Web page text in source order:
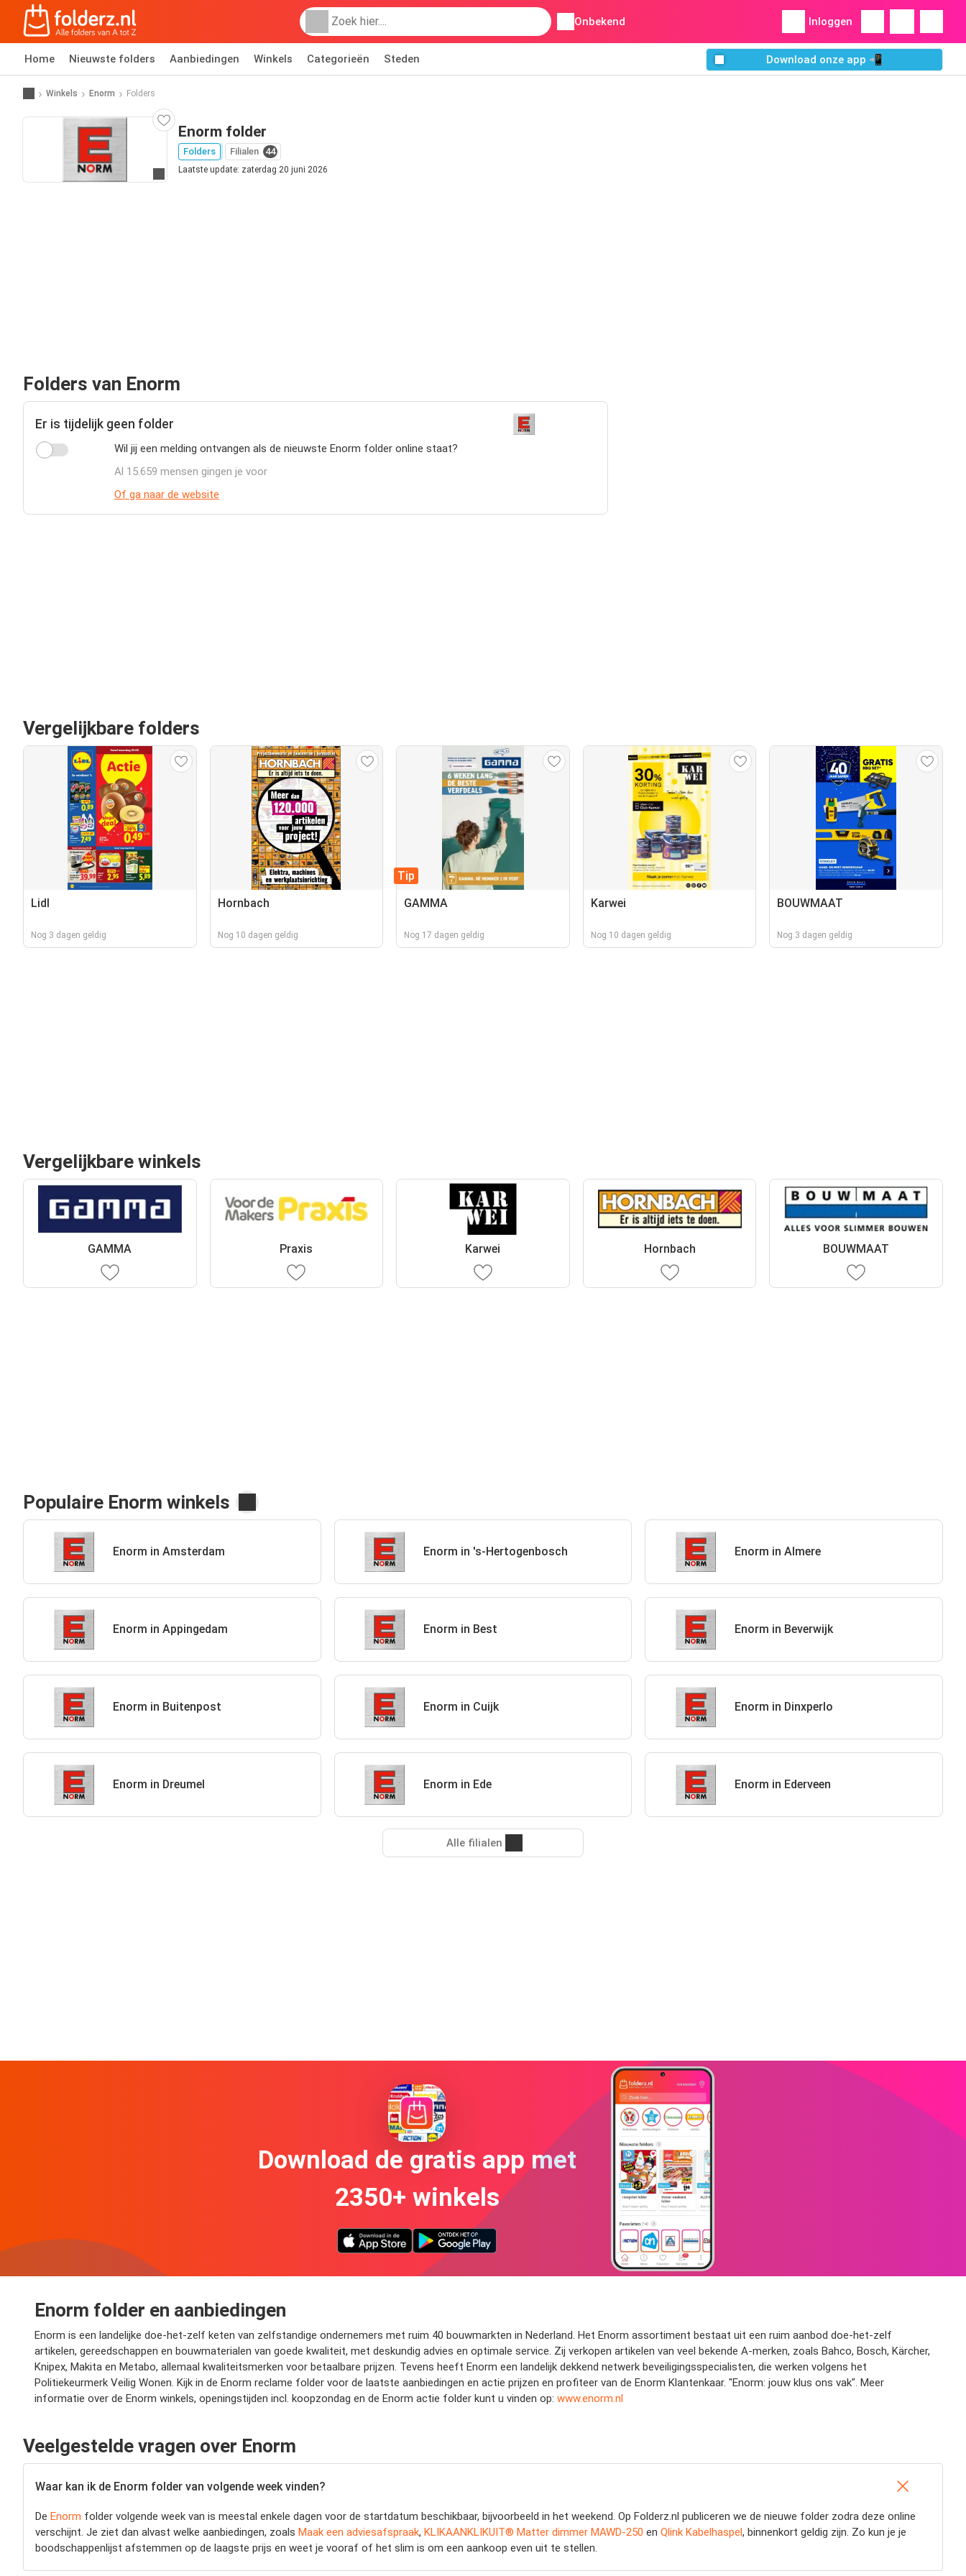
Onbekend Inloggen
Home Nieuwste folders Aanbiedingen Winkels Categorieën Steden Download onze app 📲
Winkels Enorm Folders
Ga naar website
Enorm folder
Folders Filialen 44
Laatste update: zaterdag 20 juni 2026
Folders van Enorm
Er is tijdelijk geen folder
Wil jij een melding ontvangen als de nieuwste Enorm folder online staat?
Al 15.659 mensen gingen je voor
Of ga naar de website
Vergelijkbare folders
Lidl
Nog 3 dagen geldig
Hornbach
Nog 10 dagen geldig
Tip
GAMMA
Nog 17 dagen geldig
Karwei
Nog 10 dagen geldig
BOUWMAAT
Nog 3 dagen geldig
Vergelijkbare winkels
GAMMA Praxis Karwei Hornbach BOUWMAAT
Populaire Enorm winkels
Enorm in Amsterdam Enorm in 's-Hertogenbosch Enorm in Almere
Enorm in Appingedam Enorm in Best Enorm in Beverwijk
Enorm in Buitenpost Enorm in Cuijk Enorm in Dinxperlo
Enorm in Dreumel Enorm in Ede Enorm in Ederveen
Alle filialen
Download de gratis app met
2350+ winkels
Enorm folder en aanbiedingen
Enorm is een landelijke doe-het-zelf keten van zelfstandige ondernemers met ruim 40 bouwmarkten in Nederland. Het Enorm assortiment bestaat uit een ruim aanbod doe-het-zelf
artikelen, gereedschappen en bouwmaterialen van goede kwaliteit, met deskundig advies en optimale service. Zij verkopen artikelen van veel bekende A-merken, zoals Bahco, Bosch, Kärcher,
Knipex, Makita en Metabo, allemaal kwaliteitsmerken voor betaalbare prijzen. Tevens heeft Enorm een landelijk dekkend netwerk beveiligingsspecialisten, die werken volgens het
Politiekeurmerk Veilig Wonen. Kijk in de Enorm reclame folder voor de laatste aanbiedingen en actie prijzen en profiteer van de Enorm Klantenkaar. "Enorm: jouw klus ons vak". Meer
informatie over de Enorm winkels, openingstijden incl. koopzondag en de Enorm actie folder kunt u vinden op: www.enorm.nl
Veelgestelde vragen over Enorm
Waar kan ik de Enorm folder van volgende week vinden?
De Enorm folder volgende week van is meestal enkele dagen voor de startdatum beschikbaar, bijvoorbeeld in het weekend. Op Folderz.nl publiceren we de nieuwe folder zodra deze online
verschijnt. Je ziet dan alvast welke aanbiedingen, zoals Maak een adviesafspraak, KLIKAANKLIKUIT® Matter dimmer MAWD-250 en Qlink Kabelhaspel, binnenkort geldig zijn. Zo kun je je
boodschappenlijst afstemmen op de laagste prijs en weet je vooraf of het slim is om een aankoop even uit te stellen.